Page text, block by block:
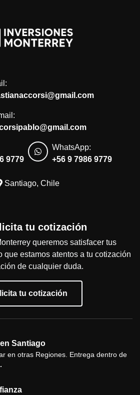
9779
WhatsApp:
+56 9 7986 9779
Santiago, Chile
tu cotización
queremos satisfacer tus
que estamos atentos a tu cotización
de cualquier duda.
tu cotización
Santiago
en otras Regiones. Entrega dentro de